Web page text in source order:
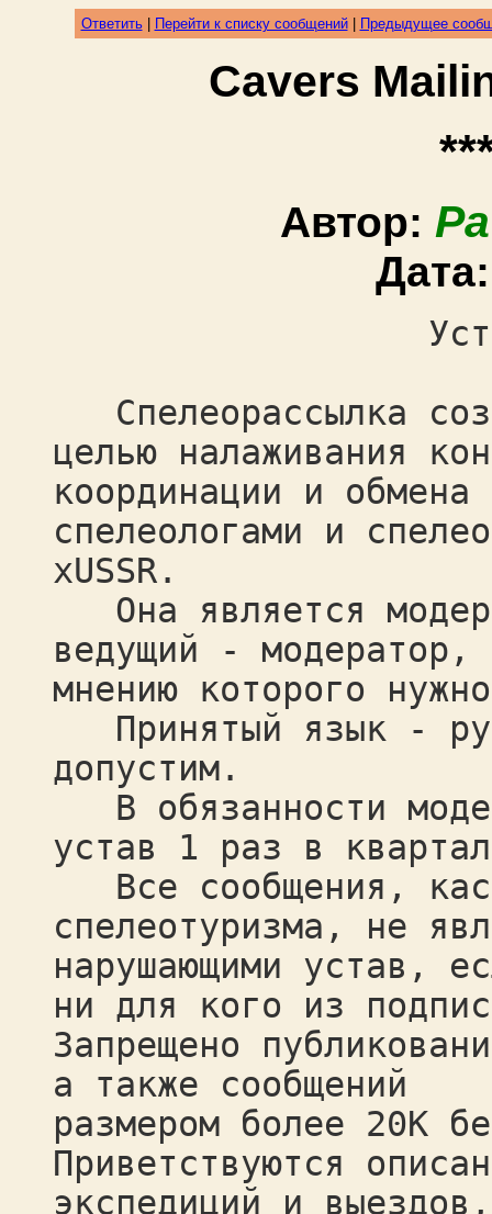
Ответить| Перейти к списку сообщений| Предыдущее
Cavers
Автор:
Устав
Спелеорассылка
целью налаживания
координации и обмена
спелеологами и
xUSSR.
Она является
ведущий - модератор,
мнению которого
Принятый язык -
допустим.
В обязанности
устав 1 раз в
Все сообщения,
спелеотуризма, не
нарушающими устав,
ни для кого из
Запрещено
а также сообщений
размером более 20K
Приветствуются
экспедиций и